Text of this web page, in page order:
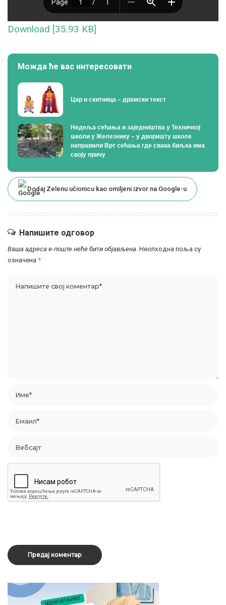
Download [35.93 KB]
Можда ће вас интересовати
Цар и скитница – драмски текст
Недеља сећања и заједништва у Техничкој
школи у Железнику – у дворишту школе
направили Врт сећања где свака биљка има
своју причу
Dodaj Zelenu učionicu kao omiljeni izvor na Google-u
Напишите одговор
Ваша адреса е-поште неће бити објављена. Неопходна поља су
означена *